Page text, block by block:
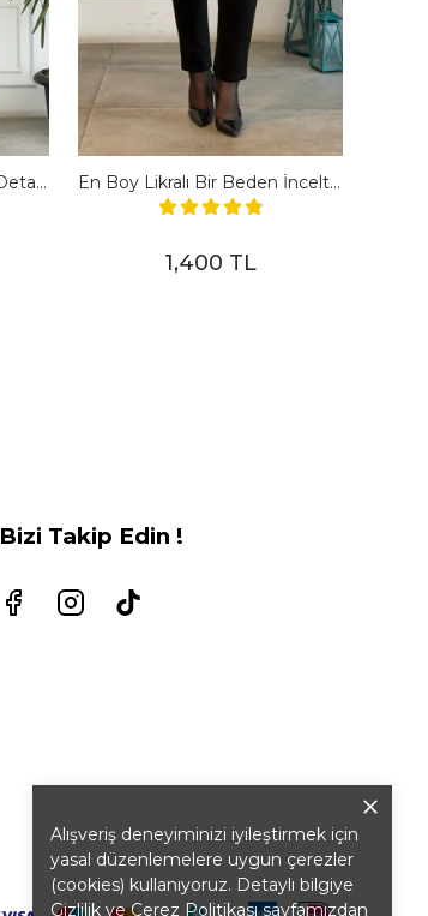
Alışveriş deneyiminizi iyileştirmek için
yasal düzenlemelere uygun çerezler
(cookies) kullanıyoruz. Detaylı bilgiye
Gizlilik ve Çerez Politikasısayfamızdan
Polo Yaka Çizgili Gömlek Detaylı Kısa Kollu Takım - BORDO En Boy Likralı Bir Beden İncelten Pantolon - SIYAH
1,400 TL
Bizi Takip Edin !